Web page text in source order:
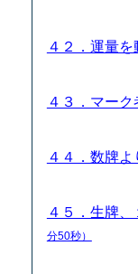
４２．運量
４３．マー
４４．数牌
４５．生牌
分50秒）